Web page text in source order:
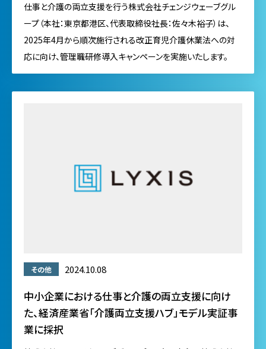
仕事と介護の両立支援を行う株式会社チェンジウェーブグル
ープ（本社：東京都港区、代表取締役社長：佐々木裕子）は、
2025年4月から順次施行される改正育児介護休業法への対
応に向け、管理職研修導入キャンペーンを実施いたします。
その他 2024.10.08
中小企業における仕事と介護の両立支援に向け
た、経済産業省「介護両立支援ハブ」モデル実証事
業に採択